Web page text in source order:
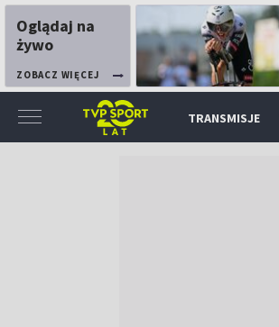
Oglądaj na
żywo
ZOBACZ WIĘCEJ
TRANSMISJE